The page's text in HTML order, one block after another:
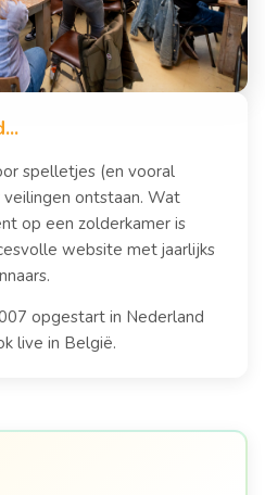
spelletjes (en vooral
ontstaan. Wat
op een zolderkamer is
website met jaarlijks
opgestart in Nederland
live in België.